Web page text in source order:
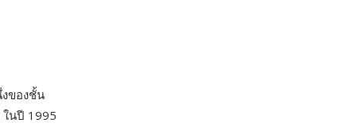
ของชั้น
นปี 1995